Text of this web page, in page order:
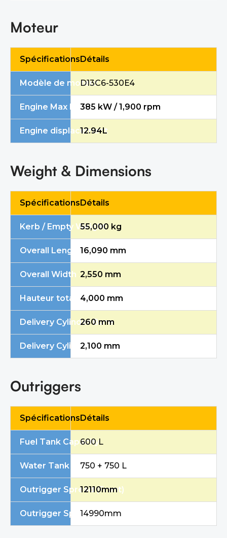
Moteur
Spécifications Détails
Modèle de moteurD13C6-530E4
Engine Max Net Power / Speed
385 kW / 1,900 rpm
Engine displacement
12.94L
Weight & Dimensions
Spécifications Détails
Kerb / Empty Weight
55,000 kg
Overall Length16,090 mm
Overall Width 2,550 mm
Hauteur totale4,000 mm
Delivery Cylinder Bore
260 mm
Delivery Cylinder Stroke
2,100 mm
Outriggers
Spécifications Détails
Fuel Tank Capacity
600 L
Water Tank Volume750 + 750 L
Outrigger Spread (Front)
12110mm
Outrigger Spread (Rear)
14990mm